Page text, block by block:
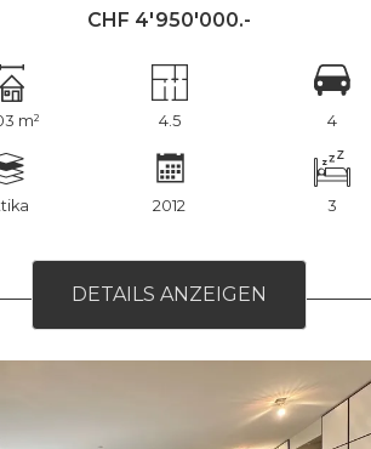
CHF 4'950'000.-
m² 4.5 4
2012 3
DETAILS ANZEIGEN